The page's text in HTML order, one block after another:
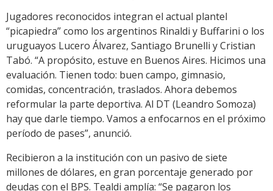
Jugadores reconocidos integran el actual plantel
“picapiedra” como los argentinos Rinaldi y Buffarini o los
uruguayos Lucero Álvarez, Santiago Brunelli y Cristian
Tabó. “A propósito, estuve en Buenos Aires. Hicimos una
evaluación. Tienen todo: buen campo, gimnasio,
comidas, concentración, traslados. Ahora debemos
reformular la parte deportiva. Al DT (Leandro Somoza)
hay que darle tiempo. Vamos a enfocarnos en el próximo
período de pases”, anunció.
Recibieron a la institución con un pasivo de siete
millones de dólares, en gran porcentaje generado por
deudas con el BPS. Tealdi amplía: “Se pagaron los